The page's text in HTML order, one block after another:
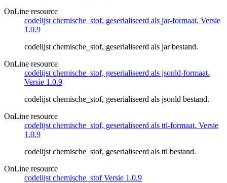
OnLine resource
codelijst chemische_stof, geserialiseerd als jar-formaat. Versie
1.0.9
codelijst chemische_stof, geserialiseerd als jar bestand.
OnLine resource
codelijst chemische_stof, geserialiseerd als jsonld-formaat.
Versie 1.0.9
codelijst chemische_stof, geserialiseerd als jsonld bestand.
OnLine resource
codelijst chemische_stof, geserialiseerd als ttl-formaat. Versie
1.0.9
codelijst chemische_stof, geserialiseerd als ttl bestand.
OnLine resource
codelijst chemische_stof Versie 1.0.9